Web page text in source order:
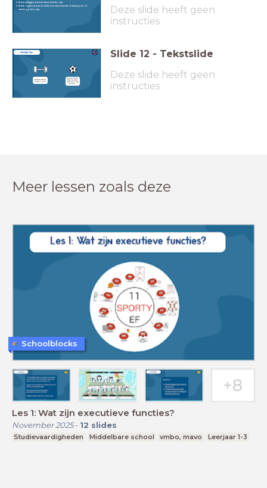
Ik kan uitleggen wat executieve functies zijn.
Ik heb opgeschreven in welke executieve functies ik denk goed of
minder goed te zijn.
Deze slide heeft geen
instructies
Handige tips
Executieve functies
zijn goed te trainen.
Executieve functies
helpen bij school,
stage, sport en nog
veel meer.
Slide 12 - Tekstslide
Deze slide heeft geen
instructies
Meer lessen zoals deze
Les 1: Wat zijn executieve functies?
November 2025- 12 slides
Studievaardigheden Middelbare school vmbo, mavo Leerjaar 1-3
Schoolblocks